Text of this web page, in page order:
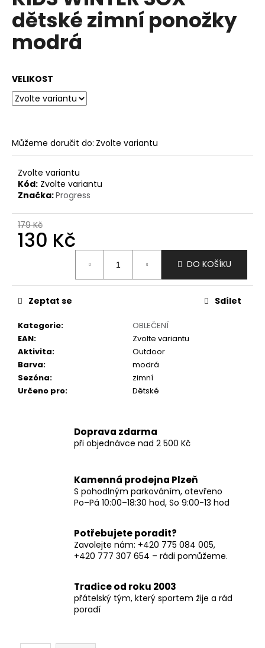
0,0
z
5
hvězdiček.
dětské zimní ponožky
modrá
VELIKOST
Můžeme doručit do: Zvolte variantu
Zvolte variantu
Kód: Zvolte variantu
Značka:Progress
179 Kč
130 Kč
DO KOŠÍKU
Kategorie:
OBLEČENÍ
EAN:
Zvolte variantu
Aktivita:
Outdoor
Barva:
modrá
Sezóna:
zimní
Určeno pro: Dětské
Zeptat se Sdílet
Doprava zdarma
při objednávce nad 2 500 Kč
Kamenná prodejna Plzeň
S pohodlným parkováním, otevřeno
Po–Pá 10:00–18:30 hod, So 9:00-13 hod
Potřebujete poradit?
Zavolejte nám: +420 775 084 005,
+420 777 307 654 – rádi pomůžeme.
Tradice od roku 2003
přátelský tým, který sportem žije a rád
poradí
a
j
í
?
HLEDAT
D
o
p
o
e
m
e